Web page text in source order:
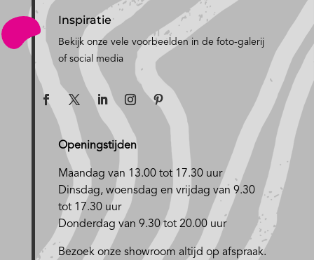
Inspiratie
Bekijk onze vele voorbeelden in de foto-galerij
of social media
Openingstijden
Maandag van 13.00 tot 17.30 uur
Dinsdag, woensdag en vrijdag van 9.30
tot 17.30 uur
Donderdag van 9.30 tot 20.00 uur
Bezoek onze showroom altijd op afspraak.